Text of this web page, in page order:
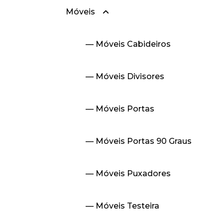
— Linha 30
Móveis
— Móveis Cabideiros
— Móveis Divisores
— Móveis Portas
— Móveis Portas 90 Graus
— Móveis Puxadores
— Móveis Testeira